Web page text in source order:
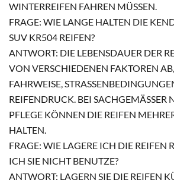
INTERREIFEN FAHREN MÜSSEN.
FRAGE: WIE LANGE HALTEN DIE
SUV KR504 REIFEN?
ANTWORT: DIE LEBENSDAUER DER
VON VERSCHIEDENEN FAKTOREN
FAHRWEISE,
EIFENDRUCK. BEI SACHGEMÄSSER
LEGE KÖNNEN DIE REIFEN MEHRERE
LTEN.
FRAGE: WIE LAGERE ICH DIE REIFEN
ICH SIE NICHT BENUTZE?
ANTWORT: LAGERN SIE DIE REIFEN